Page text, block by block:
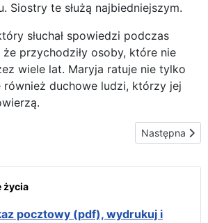
Siostry te służą najbiedniejszym.
słuchał spowiedzi podczas
przychodziły osoby, które nie
wiele lat. Maryja ratuje nie tylko
również duchowe ludzi, którzy jej
przez amerykańskichNastępna
Następna
życia
pocztowy (pdf), wydrukuj i